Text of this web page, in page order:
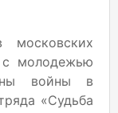
молодежью
войны в
«Судьба